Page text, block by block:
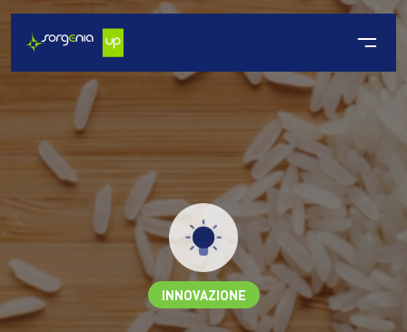
INNOVAZIONE